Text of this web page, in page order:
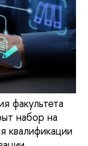
факультета
набор на
квалификации